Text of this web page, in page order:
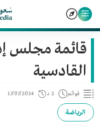
قائمة مجلس
القادسية
قوائم 2 د 17/07/2024
الرياضة